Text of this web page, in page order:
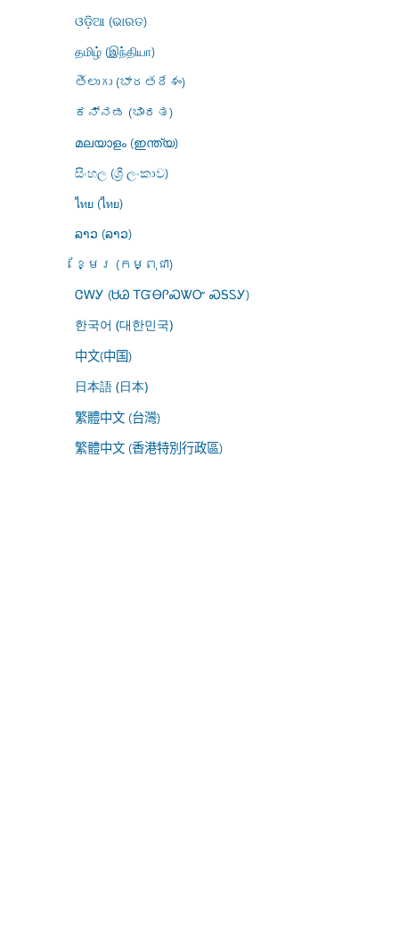
ଓଡ଼ିଆ (ଭାରତ)
தமிழ் (இந்தியா)
తెలుగు (భారతదేశం)
ಕನ್ನಡ (ಭಾರತ)
മലയാളം (ഇന്ത്യ)
සිංහල (ශ්‍රී ලංකාව)
ไทย (ไทย)
ລາວ (ລາວ)
ខ្មែរ (កម្ពុជា)
ᏣᎳᎩ (ᏌᏊ ᎢᏳᎾᎵᏍᏔᏅ ᏍᎦᏚᎩ)
한국어 (대한민국)
中文(中国)
日本語 (日本)
繁體中文 (台灣)
繁體中文 (香港特別行政區)